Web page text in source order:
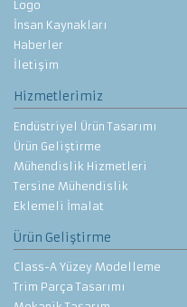
Logo
İnsan Kaynakları
Haberler
İletişim
Hizmetlerimiz
Endüstriyel Ürün Tasarımı
Ürün Geliştirme
Mühendislik Hizmetleri
Tersine Mühendislik
Eklemeli İmalat
Ürün Geliştirme
Class-A Yüzey Modelleme
Trim Parça Tasarımı